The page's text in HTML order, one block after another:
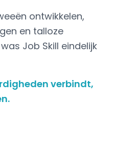
ontwikkelen,
en talloze
Job Skill eindelijk
verbindt,